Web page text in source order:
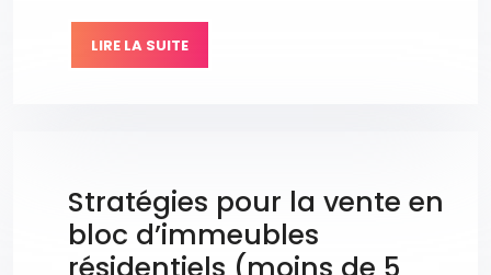
LIRE LA SUITE
Stratégies pour la vente en
bloc d’immeubles